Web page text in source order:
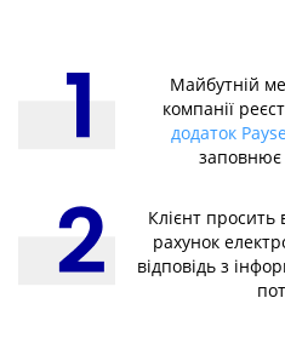
Майбутній
компанії
додаток
заповнює
Клієнт
рахунок
відповідь з